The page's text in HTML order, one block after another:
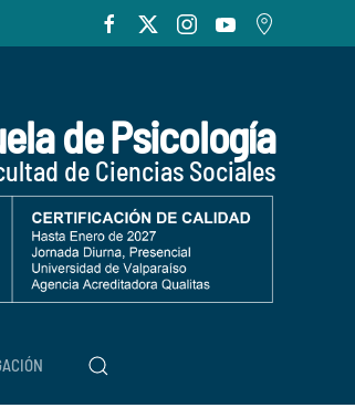
de Psicología
de Ciencias Sociales